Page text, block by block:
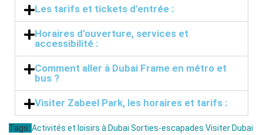
Les tarifs et tickets d'entrée :
Horaires d’ouverture, services et
accessibilité :
Comment aller à Dubai Frame en métro et
bus ?
Visiter Zabeel Park, les horaires et tarifs :
Tags: Activités et loisirs à Dubai Sorties-escapades Visiter Dubai